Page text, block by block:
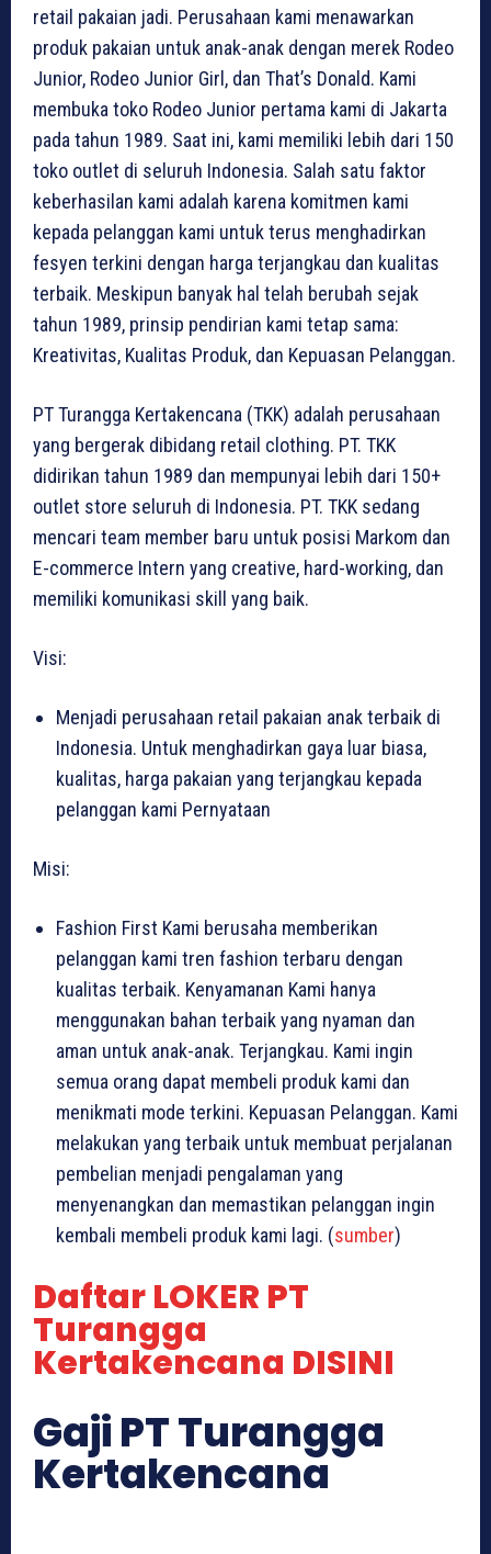
retail pakaian jadi. Perusahaan kami menawarkan
produk pakaian untuk anak-anak dengan merek Rodeo
Junior, Rodeo Junior Girl, dan That’s Donald. Kami
membuka toko Rodeo Junior pertama kami di Jakarta
pada tahun 1989. Saat ini, kami memiliki lebih dari 150
toko outlet di seluruh Indonesia. Salah satu faktor
keberhasilan kami adalah karena komitmen kami
kepada pelanggan kami untuk terus menghadirkan
fesyen terkini dengan harga terjangkau dan kualitas
terbaik. Meskipun banyak hal telah berubah sejak
tahun 1989, prinsip pendirian kami tetap sama:
Kreativitas, Kualitas Produk, dan Kepuasan Pelanggan.
PT Turangga Kertakencana (TKK) adalah perusahaan
yang bergerak dibidang retail clothing. PT. TKK
didirikan tahun 1989 dan mempunyai lebih dari 150+
outlet store seluruh di Indonesia. PT. TKK sedang
mencari team member baru untuk posisi Markom dan
E-commerce Intern yang creative, hard-working, dan
memiliki komunikasi skill yang baik.
Visi:
Menjadi perusahaan retail pakaian anak terbaik di
Indonesia. Untuk menghadirkan gaya luar biasa,
kualitas, harga pakaian yang terjangkau kepada
pelanggan kami Pernyataan
Misi:
Fashion First Kami berusaha memberikan
pelanggan kami tren fashion terbaru dengan
kualitas terbaik. Kenyamanan Kami hanya
menggunakan bahan terbaik yang nyaman dan
aman untuk anak-anak. Terjangkau. Kami ingin
semua orang dapat membeli produk kami dan
menikmati mode terkini. Kepuasan Pelanggan. Kami
melakukan yang terbaik untuk membuat perjalanan
pembelian menjadi pengalaman yang
menyenangkan dan memastikan pelanggan ingin
kembali membeli produk kami lagi. (sumber)
Daftar LOKER PT
Turangga
Kertakencana DISINI
Gaji PT Turangga
Kertakencana